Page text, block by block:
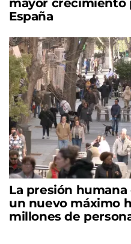
mayor crecimiento
España
La presión humana
un nuevo máximo
millones de